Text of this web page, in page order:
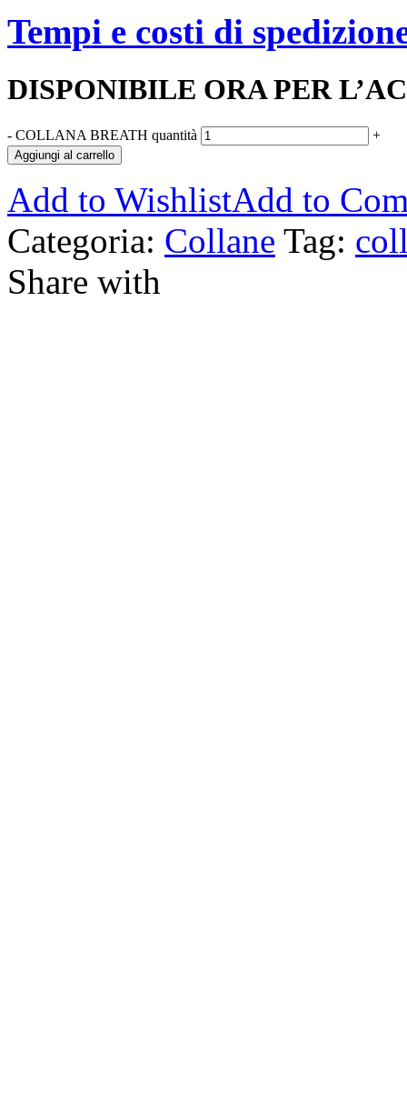
Tempi e costi di
DISPONIBILE ORA PER
- COLLANA BREATH quantità +
Aggiungi al carrello
Add to WishlistAdd to
Categoria: Collane Tag:
Share with